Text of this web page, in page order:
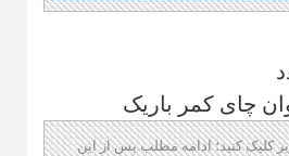
کلیک کنید؛ ادامه مطلب پس از این